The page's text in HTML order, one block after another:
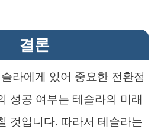
결론
라에게 있어 중요한 전환점
성공 여부는 테슬라의 미래
것입니다. 따라서 테슬라는